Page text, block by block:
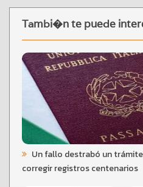
Tambi�n te puede
Un fallo destrabó un
corregir registros centenarios